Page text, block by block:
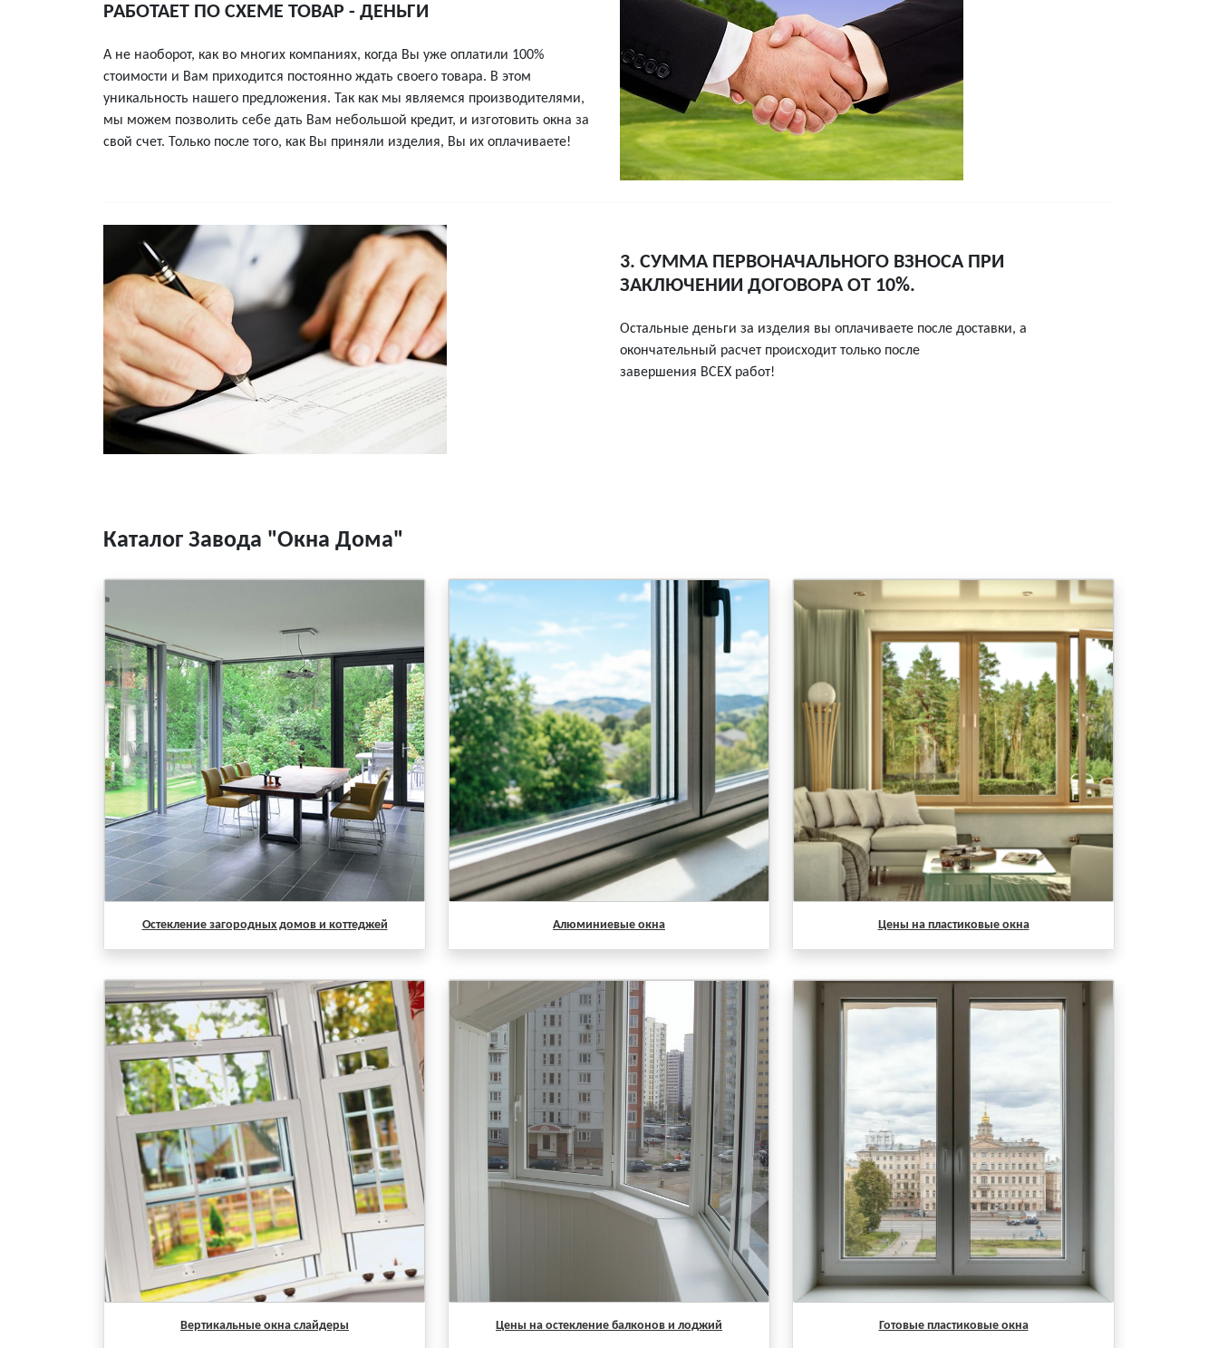
РАБОТАЕТ ПО СХЕМЕ ТОВАР - ДЕНЬГИ
А не наоборот, как во многих компаниях, когда Вы уже оплатили 100%
стоимости и Вам приходится постоянно ждать своего товара. В этом
уникальность нашего предложения. Так как мы являемся производителями,
мы можем позволить себе дать Вам небольшой кредит, и изготовить окна за
свой счет. Только после того, как Вы приняли изделия, Вы их оплачиваете!
3. СУММА ПЕРВОНАЧАЛЬНОГО ВЗНОСА ПРИ
ЗАКЛЮЧЕНИИ ДОГОВОРА ОТ 10%.
Остальные деньги за изделия вы оплачиваете после доставки, а
окончательный расчет происходит только после
завершения ВСЕХ работ!
Каталог Завода "Окна Дома"
Остекление загородных домов и коттеджей Алюминиевые окна Цены на пластиковые окна
Вертикальные окна слайдеры Цены на остекление балконов и лоджий Готовые пластиковые окна